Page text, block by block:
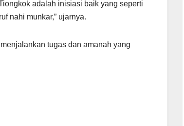
adalah inisiasi baik yang seperti
nahi munkar,” ujarnya.
tugas dan amanah yang